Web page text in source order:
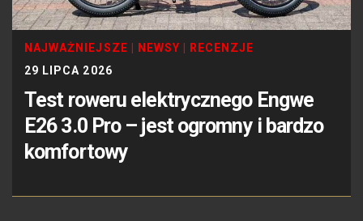
NAJWAŻNIEJSZE NEWSY
RECENZJE
29 LIPCA 2026
Test roweru elektrycznego Engwe
E26 3.0 Pro – jest ogromny i bardzo
komfortowy